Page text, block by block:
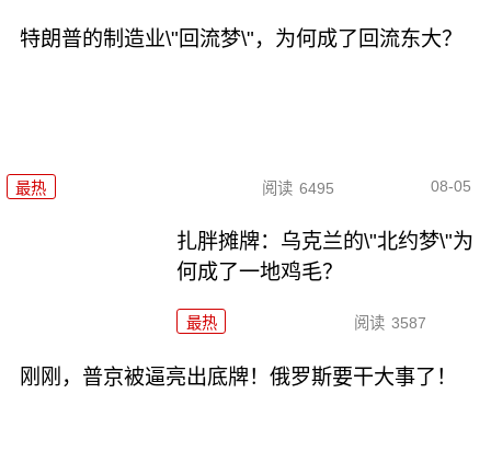
特朗普的制造业\"回流梦\"，为何成了回流东大？
最热 阅读 6495 08-05
扎胖摊牌：乌克兰的\"北约梦\"为
何成了一地鸡毛？
最热 阅读 3587
刚刚，普京被逼亮出底牌！俄罗斯要干大事了！